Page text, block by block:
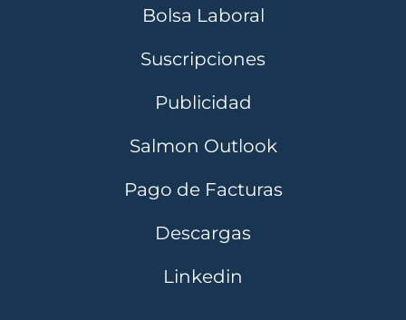
Bolsa Laboral
Suscripciones
Publicidad
Salmon Outlook
Pago de Facturas
Descargas
Linkedin